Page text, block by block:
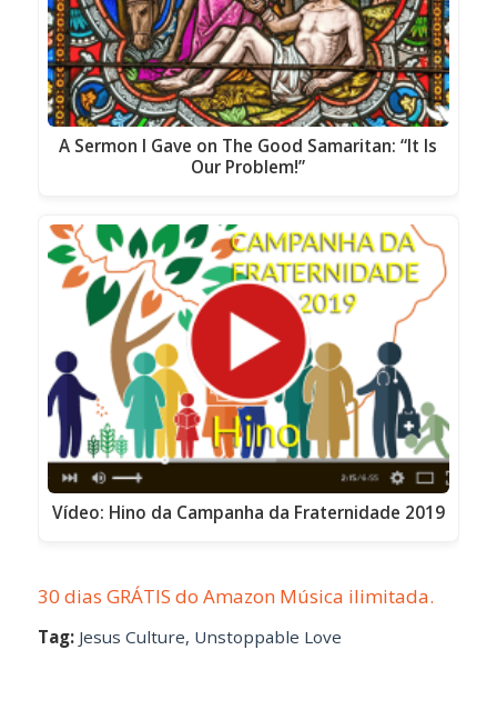
A Sermon I Gave on The Good Samaritan: “It Is
Our Problem!”
Vídeo: Hino da Campanha da Fraternidade 2019
30 dias GRÁTIS do Amazon Música ilimitada.
Tag: Jesus Culture, Unstoppable Love